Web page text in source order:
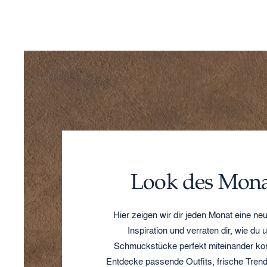
Look des
Hier zeigen wir dir jeden Monat eine
Inspiration und verraten dir, wie du
Schmuckstücke perfekt miteinander
Entdecke passende Outfits, frische